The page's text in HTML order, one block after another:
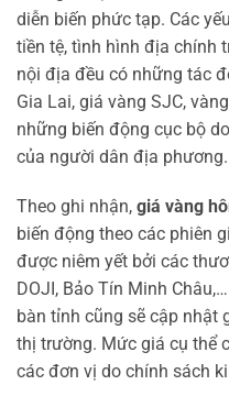
diễn biến phức tạp. Các
tiền tệ, tình hình địa chính
nội địa đều có những tác
Gia Lai, giá vàng SJC,
những biến động cục bộ
của người dân địa phương.
Theo ghi nhận, giá vàng
biến động theo các phiên
được niêm yết bởi các
DOJI, Bảo Tín Minh
bàn tỉnh cũng sẽ cập nhật
thị trường. Mức giá cụ thể
các đơn vị do chính sách